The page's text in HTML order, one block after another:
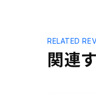
関連
RELATED